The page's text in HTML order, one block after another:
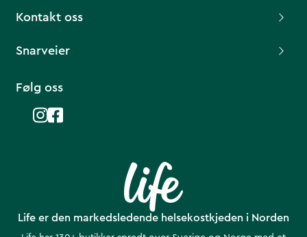
Life er den markedsledende helsekostkjeden i Norden
Kontakt oss
Snarveier
Følg oss